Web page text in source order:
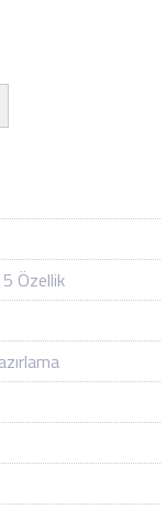
5 Özellik